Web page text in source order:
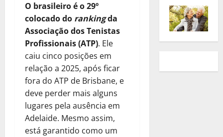
O brasileiro é o 29º
colocado do rankingda
Associação dos Tenistas
Profissionais (ATP). Ele
caiu cinco posições em
relação a 2025, após ficar
fora do ATP de Brisbane, e
deve perder mais alguns
lugares pela ausência em
Adelaide. Mesmo assim,
está garantido como um